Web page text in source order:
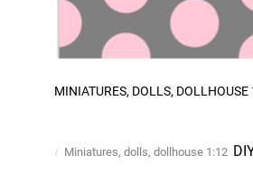
MINIATURES, DOLLS, DOLLHOUSE
Miniatures, dolls, dollhouse 1:12